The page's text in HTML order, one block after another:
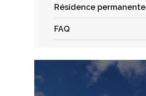
Résidence permanente
FAQ